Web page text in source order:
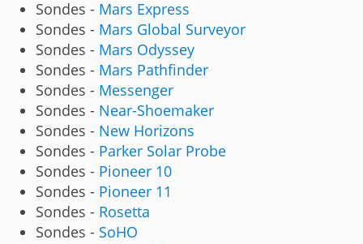
Sondes - Mars Express
Sondes - Mars Global Surveyor
Sondes - Mars Odyssey
Sondes - Mars Pathfinder
Sondes - Messenger
Sondes - Near-Shoemaker
Sondes - New Horizons
Sondes - Parker Solar Probe
Sondes - Pioneer 10
Sondes - Pioneer 11
Sondes - Rosetta
Sondes - SoHO